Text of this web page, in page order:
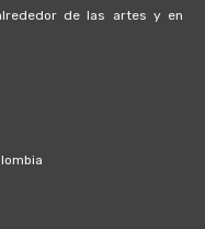
de las artes y en